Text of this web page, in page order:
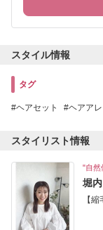
スタイル情報
タグ
ヘアセット ヘアア
スタイリスト情報
"自然
堀
【